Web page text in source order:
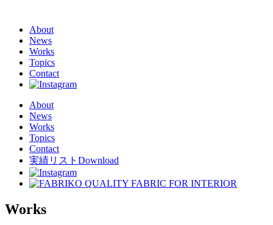
About
News
Works
Topics
Contact
About
News
Works
Topics
Contact
実績リストDownload
Works